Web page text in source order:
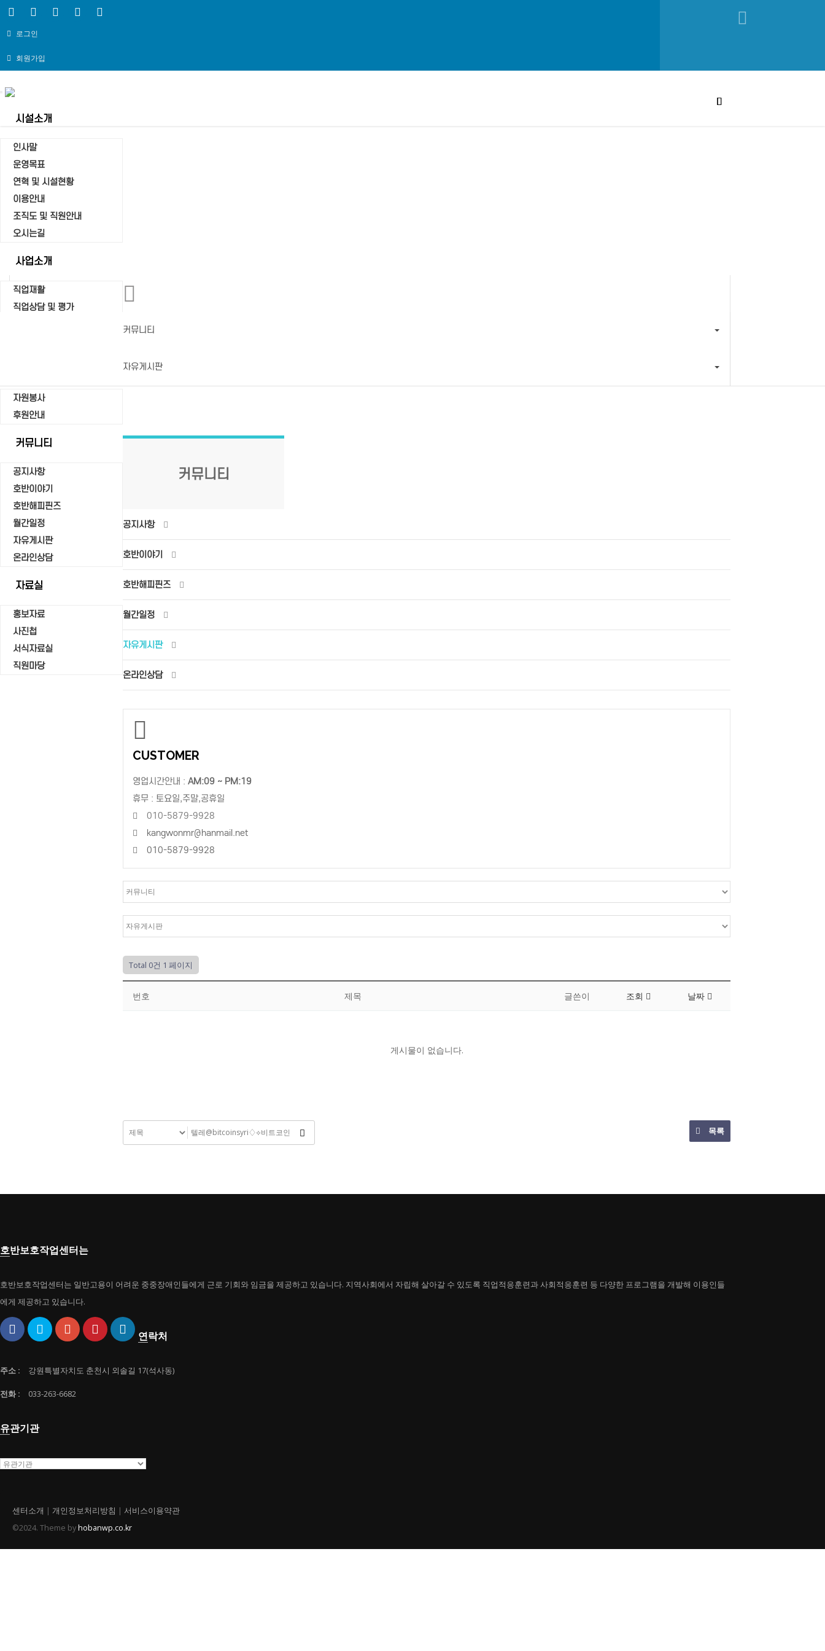
로그인
회원가입
Toggle
시설소개
인사말
운영목표
연혁 및 시설현황
이용안내
조직도 및 직원안내
오시는길
사업소개
직업재활
직업상담 및 평가
자원봉사
후원안내
커뮤니티
공지사항
호반이야기
호반해피핀즈
월간일정
자유게시판
온라인상담
자료실
홍보자료
사진첩
서식자료실
직원마당
커뮤니티
자유게시판
커뮤니티
공지사항
호반이야기
호반해피핀즈
월간일정
자유게시판
온라인상담
CUSTOMER
영업시간안내 : AM:09 ~ PM:19
휴무 : 토요일,주말,공휴일
010-5879-9928
kangwonmr@hanmail.net
010-5879-9928
Total 0건 1 페이지
번호 제목 글쓴이 조회 날짜
게시물이 없습니다.
목록
호반보호작업센터는
호반보호작업센터는 일반고용이 어려운 중중장애인들에게 근로 기회와 임금을 제공하고 있습니다. 지역사회에서 자립해 살아갈 수 있도록 직업적응훈련과 사회적응훈련 등 다양한 프로그램을 개발해 이용인들
에게 제공하고 있습니다.
연락처
주소 : 강원특별자치도 춘천시 외솔길 17(석사동)
전화 : 033-263-6682
유관기관
센터소개 | 개인정보처리방침 | 서비스이용약관
©2024. Theme byhobanwp.co.kr